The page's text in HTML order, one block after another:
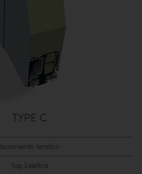
TYPE C
Isolamento termico
Top Estetica